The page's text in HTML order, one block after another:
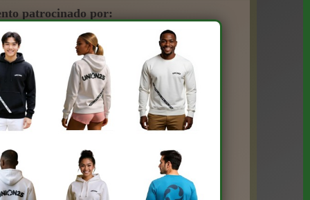
patrocinado por: